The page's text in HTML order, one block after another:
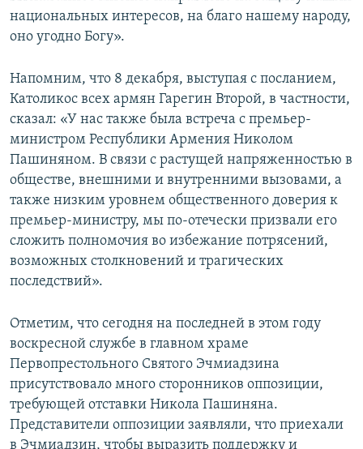
национальных интересов, на благо нашему народу,
оно угодно Богу».
Напомним, что 8 декабря, выступая с посланием,
Католикос всех армян Гарегин Второй, в частности,
сказал: «У нас также была встреча с премьер-
министром Республики Армения Николом
Пашиняном. В связи с растущей напряженностью в
обществе, внешними и внутренними вызовами, а
также низким уровнем общественного доверия к
премьер-министру, мы по-отечески призвали его
сложить полномочия во избежание потрясений,
возможных столкновений и трагических
последствий».
Отметим, что сегодня на последней в этом году
воскресной службе в главном храме
Первопрестольного Святого Эчмиадзина
присутствовало много сторонников оппозиции,
требующей отставки Никола Пашиняна.
Представители оппозиции заявляли, что приехали
в Эчмиадзин, чтобы выразить поддержку и